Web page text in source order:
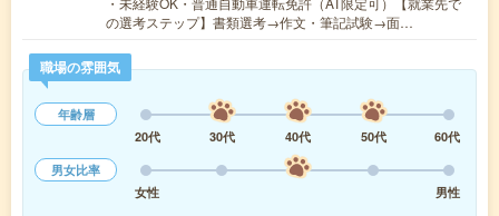
の選考ステップ】書類選考→作文・筆記試験→面…
職場の雰囲気
年齢層
20代
30代 40代 50代
60代
男女比率
女性
男性